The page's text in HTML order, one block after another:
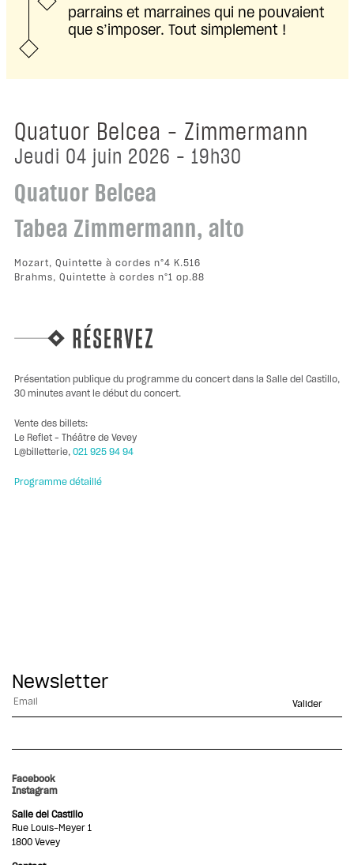
parrains et marraines qui ne pouvaient
que s’imposer. Tout simplement !
Quatuor Belcea – Zimmermann
jeudi 04 juin 2026 - 19h30
Quatuor Belcea
Tabea Zimmermann, alto
Mozart, Quintette à cordes n°4 K.516
Brahms, Quintette à cordes n°1 op.88
Présentation publique du programme du concert dans la Salle del Castillo,
30 minutes avant le début du concert.
Vente des billets:
Le Reflet – Théâtre de Vevey
L@billetterie, 021 925 94 94
Programme détaillé
Newsletter
Facebook
Instagram
Salle del Castillo
Rue Louis-Meyer 1
1800 Vevey